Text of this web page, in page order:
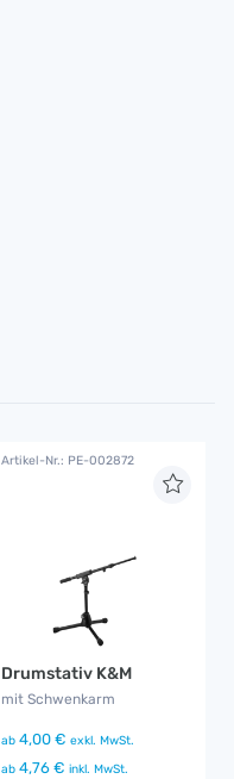
Artikel-Nr.: PE-002872
Drumstativ K&M
mit Schwenkarm
ab 4,00 € exkl. MwSt.
ab 4,76 € inkl. MwSt.